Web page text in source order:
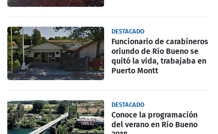
DESTACADO
Funcionario de carabineros
oriundo de Río Bueno se
quitó la vida, trabajaba en
Puerto Montt
DESTACADO
Conoce la programación
del verano en Río Bueno